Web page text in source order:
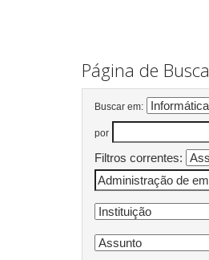
Página de Busca
Buscar em:
por
Filtros correntes: